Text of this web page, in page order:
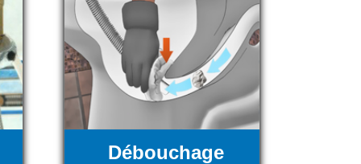
Débouchage